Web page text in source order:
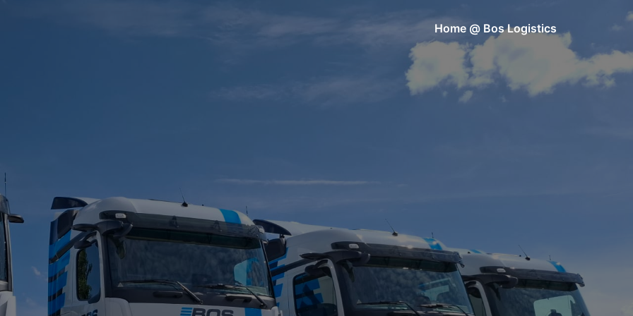
Home @ Bos Logistics